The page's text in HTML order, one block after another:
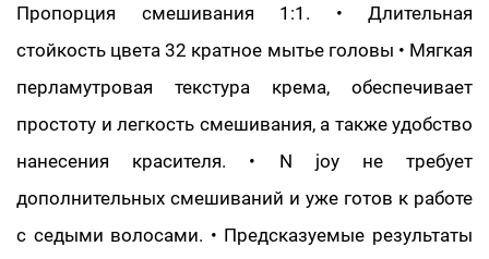
Пропорция смешивания 1:1. • Длительная
стойкость цвета 32 кратное мытье головы • Мягкая
перламутровая текстура крема, обеспечивает
простоту и легкость смешивания, а также удобство
нанесения красителя. • N joy не требует
дополнительных смешиваний и уже готов к работе
с седыми волосами. • Предсказуемые результаты